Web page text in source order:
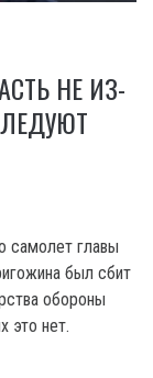
НЕ ИЗ-
самолет главы
был сбит
обороны
это нет.